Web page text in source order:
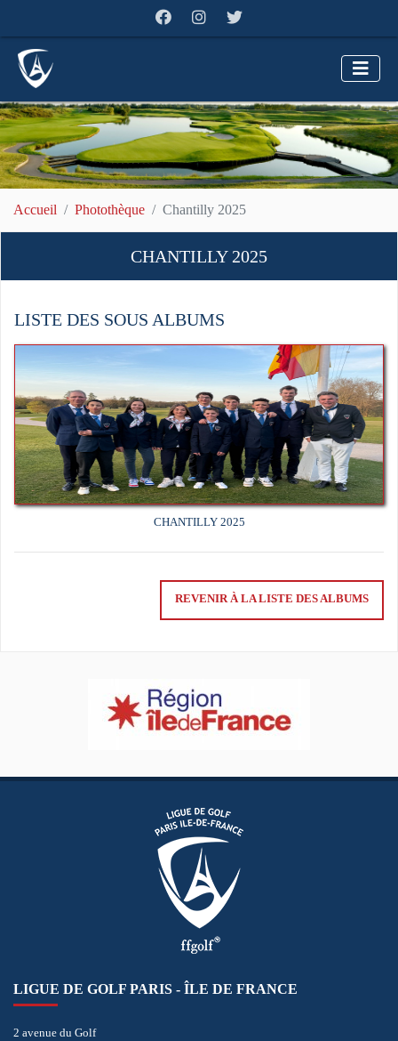
Accueil Photothèque Chantilly 2025
CHANTILLY 2025
LISTE DES SOUS ALBUMS
CHANTILLY 2025
REVENIR À LA LISTE DES ALBUMS
LIGUE DE GOLF PARIS - ÎLE DE FRANCE
2 avenue du Golf